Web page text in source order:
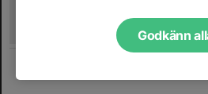
Godkänn